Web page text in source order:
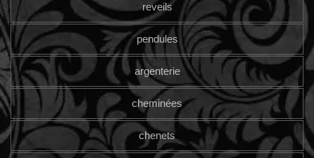
reveils
pendules
argenterie
cheminées
chenets